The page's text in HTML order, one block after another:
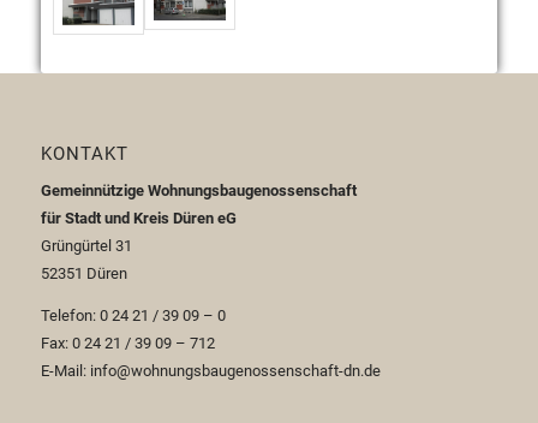
KONTAKT
Gemeinnützige Wohnungsbaugenossenschaft
für Stadt und Kreis Düren eG
Grüngürtel 31
52351 Düren
Telefon: 0 24 21 / 39 09 – 0
Fax: 0 24 21 / 39 09 – 712
E-Mail: info@wohnungsbaugenossenschaft-dn.de